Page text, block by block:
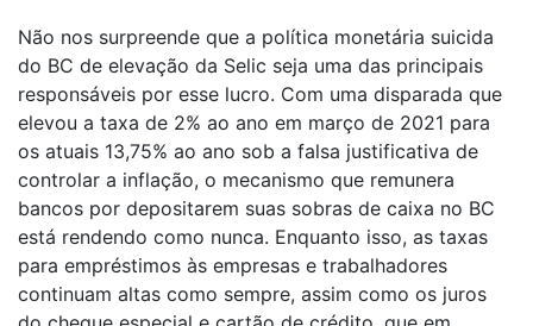
Não nos surpreende que a política monetária suicida
do BC de elevação da Selic seja uma das principais
responsáveis por esse lucro. Com uma disparada que
elevou a taxa de 2% ao ano em março de 2021 para
os atuais 13,75% ao ano sob a falsa justificativa de
controlar a inflação, o mecanismo que remunera
bancos por depositarem suas sobras de caixa no BC
está rendendo como nunca. Enquanto isso, as taxas
para empréstimos às empresas e trabalhadores
continuam altas como sempre, assim como os juros